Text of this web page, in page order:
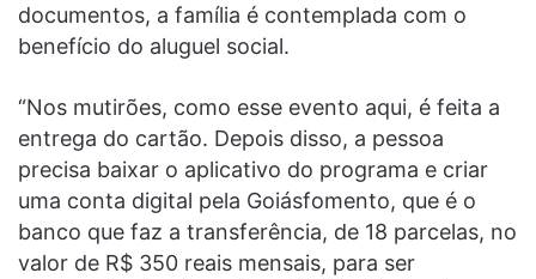
documentos, a família é contemplada com o
benefício do aluguel social.
“Nos mutirões, como esse evento aqui, é feita a
entrega do cartão. Depois disso, a pessoa
precisa baixar o aplicativo do programa e criar
uma conta digital pela Goiásfomento, que é o
banco que faz a transferência, de 18 parcelas, no
valor de R$ 350 reais mensais, para ser